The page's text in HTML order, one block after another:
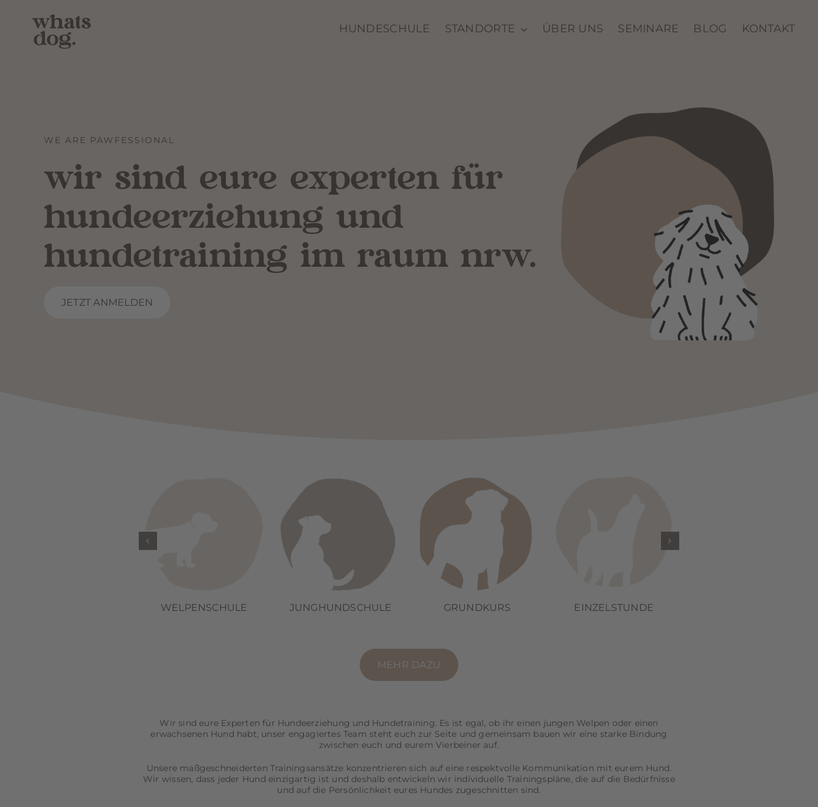
springen
HUNDESCHULE STANDORTE ÜBER UNS SEMINARE BLOG KONTAKT
WE ARE PAWFESSIONAL
wir sind eure experten für
hundeerziehung und
hundetraining im raum nrw.
JETZT ANMELDEN
WELPENSCHULE JUNGHUNDSCHULE GRUNDKURS EINZELSTUNDE
MEHR DAZU
Wir sind eure Experten für Hundeerziehung und Hundetraining. Es ist egal, ob ihr einen jungen Welpen oder einen
erwachsenen Hund habt, unser engagiertes Team steht euch zur Seite und gemeinsam bauen wir eine starke Bindung
zwischen euch und eurem Vierbeiner auf.
Unsere maßgeschneiderten Trainingsansätze konzentrieren sich auf eine respektvolle Kommunikation mit eurem Hund.
Wir wissen, dass jeder Hund einzigartig ist und deshalb entwickeln wir individuelle Trainingspläne, die auf die Bedürfnisse
und auf die Persönlichkeit eures Hundes zugeschnitten sind.